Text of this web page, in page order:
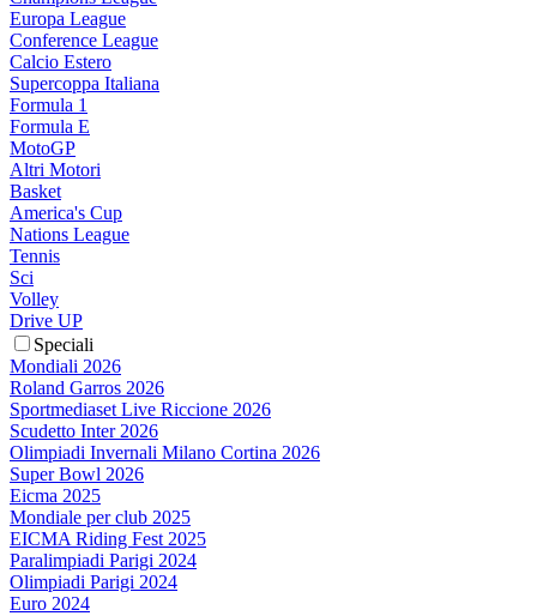
Europa League
Conference League
Calcio Estero
Supercoppa Italiana
Formula 1
Formula E
MotoGP
Altri Motori
Basket
America's Cup
Nations League
Tennis
Sci
Volley
Drive UP
Speciali
Mondiali 2026
Roland Garros 2026
Sportmediaset Live Riccione 2026
Scudetto Inter 2026
Olimpiadi Invernali Milano Cortina 2026
Super Bowl 2026
Eicma 2025
Mondiale per club 2025
EICMA Riding Fest 2025
Paralimpiadi Parigi 2024
Olimpiadi Parigi 2024
Euro 2024